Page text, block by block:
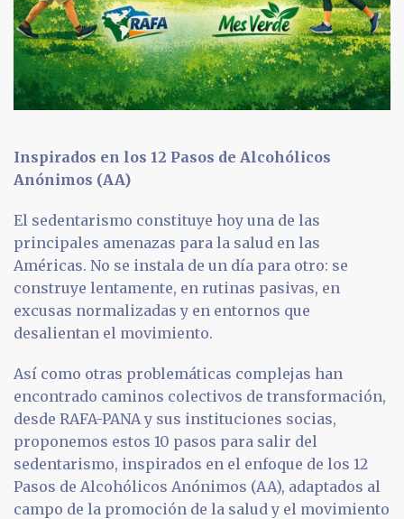
Inspirados en los 12 Pasos de Alcohólicos
Anónimos (AA)
El sedentarismo constituye hoy una de las
principales amenazas para la salud en las
Américas. No se instala de un día para otro: se
construye lentamente, en rutinas pasivas, en
excusas normalizadas y en entornos que
desalientan el movimiento.
Así como otras problemáticas complejas han
encontrado caminos colectivos de transformación,
desde RAFA-PANA y sus instituciones socias,
proponemos estos 10 pasos para salir del
sedentarismo, inspirados en el enfoque de los 12
Pasos de Alcohólicos Anónimos (AA), adaptados al
campo de la promoción de la salud y el movimiento